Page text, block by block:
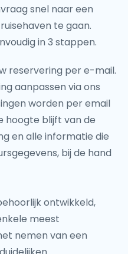
snel naar een
te gaan.
in 3 stappen.
reservering per e-mail.
aanpassen via ons
worden per email
hoogte blijft van de
en alle informatie die
bij de hand
ontwikkeld,
meest
nemen van een